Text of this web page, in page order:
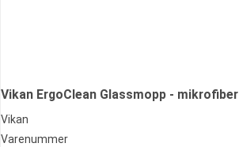
Vikan ErgoClean Glassmopp - mikrofiber
Vikan
Varenummer